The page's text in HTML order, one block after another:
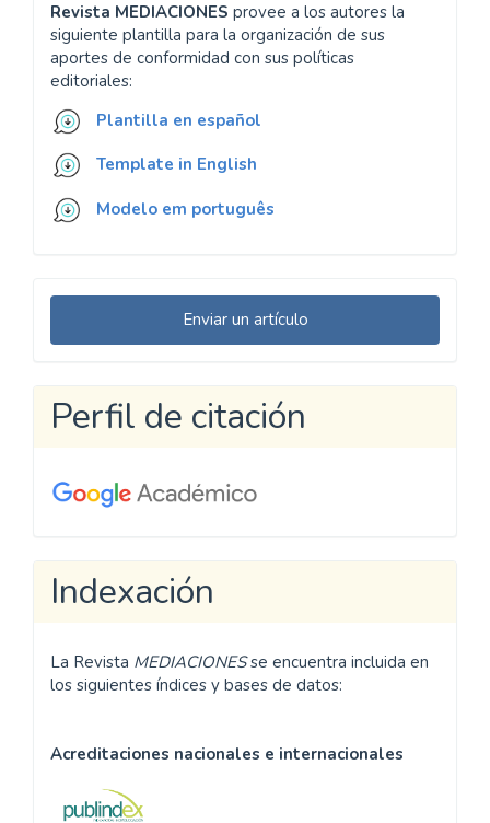
Revista MEDIACIONES provee a los autores la
siguiente plantilla para la organización de sus
aportes de conformidad con sus políticas
editoriales:
Plantilla en español
Template in English
Modelo em português
Enviar
un
Enviar un artículo
Perfil de citación
Indexación
La Revista MEDIACIONESse encuentra incluida en
los siguientes índices y bases de datos:
Acreditaciones nacionales e internacionales